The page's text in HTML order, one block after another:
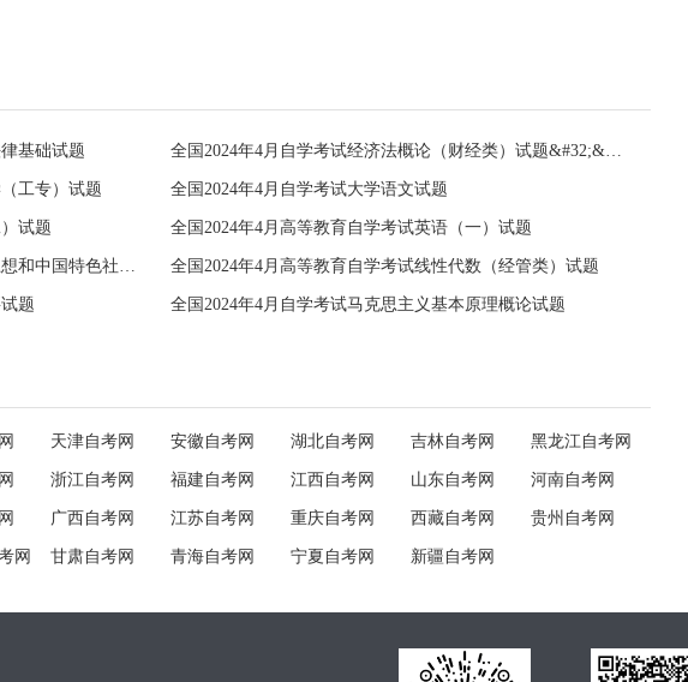
基础试题 全国2024年4月自学考试经济法概论（财经类）试题&#32;&#32;
工专）试题 全国2024年4月自学考试大学语文试题
试题 全国2024年4月高等教育自学考试英语（一）试题
全国2024年4月高等教育自学考试毛泽东思想和中国特色社会主义理论体系概论试题 全国2024年4月高等教育自学考试线性代数（经管类）试题
题 全国2024年4月自学考试马克思主义基本原理概论试题
天津自考网 安徽自考网 湖北自考网 吉林自考网 黑龙江自考网
浙江自考网 福建自考网 江西自考网 山东自考网 河南自考网
广西自考网 江苏自考网 重庆自考网 西藏自考网 贵州自考网
网 甘肃自考网 青海自考网 宁夏自考网 新疆自考网